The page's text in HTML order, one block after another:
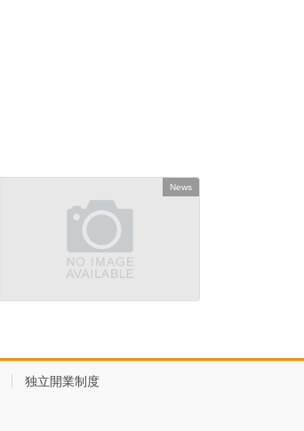
News
独立開業制度